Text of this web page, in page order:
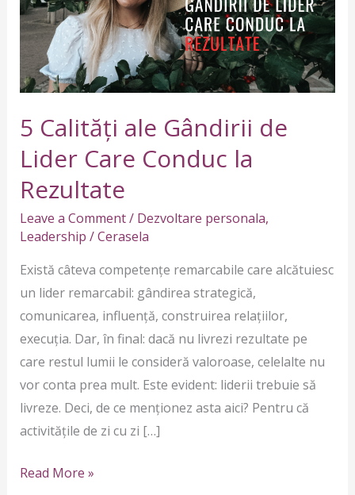
5 Calități ale Gândirii de
Lider Care Conduc la
Rezultate
Leave a Comment/ Dezvoltare personala,
Leadership /Cerasela
Există câteva competențe remarcabile care alcătuiesc
un lider remarcabil: gândirea strategică,
comunicarea, influență, construirea relațiilor,
execuția. Dar, în final: dacă nu livrezi rezultate pe
care restul lumii le consideră valoroase, celelalte nu
vor conta prea mult. Este evident: liderii trebuie să
livreze. Deci, de ce menționez asta aici? Pentru că
activitățile de zi cu zi […]
de
Lider
Care
Conduc
Rezultate
Read More »